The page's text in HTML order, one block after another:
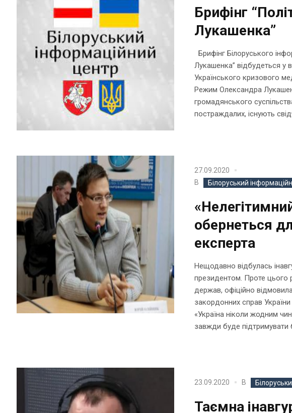
Брифінг
Лукашенка”
Брифінг Білоруського
Лукашенка” відбудеться у
Українського кризового
Режим Олександра
громадянського
постраждалих, існують
27.09.2020
В
Білоруський
обернеться
експерта
Нещодавно відбулась
президентом. Проте цього
держав, офіційно
закордонних справ
«Україна ніколи жодним
завжди буде підтримувати
23.09.2020 В
Таємна